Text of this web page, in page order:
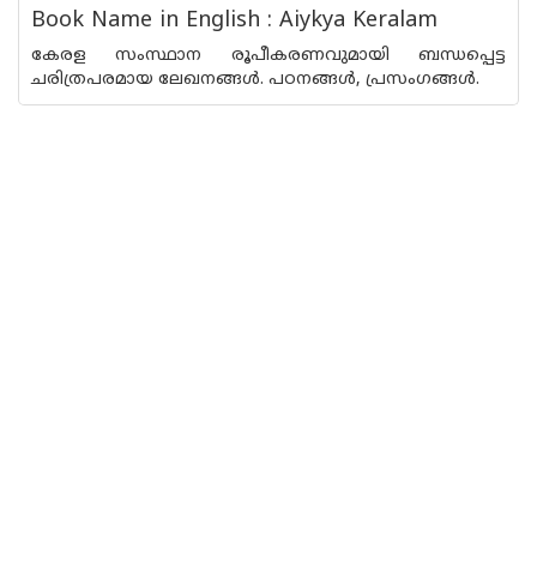
Book Name in English : Aiykya Keralam
കേരള സംസ്ഥാന രൂപീകരണവുമായി ബന്ധപ്പെട്ട
ചരിത്രപരമായ ലേഖനങ്ങൾ. പഠനങ്ങൾ, പ്രസംഗങ്ങൾ.